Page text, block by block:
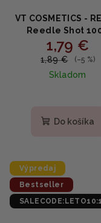
VT COSMETICS -
Reedle Shot
Retinolový
booster 2ml
1,79 €
1,89 € (–5 %)
Skladom
Do košíka
Výpredaj
Bestseller